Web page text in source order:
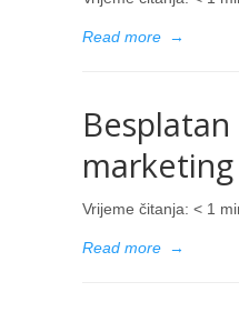
Read more →
Vrijeme čitanja: < 1
Read more →